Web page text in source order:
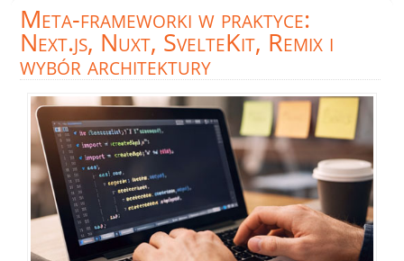
Meta-frameworki w praktyce:
Next.js, Nuxt, SvelteKit, Remix i
wybór architektury